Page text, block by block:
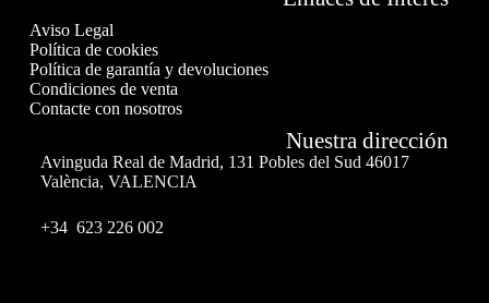
Aviso Legal
Política de cookies
Política de garantía y devoluciones
Condiciones de venta
Contacte con nosotros
Nuestra dirección
Avinguda Real de Madrid, 131 Pobles del Sud 46017
València, VALENCIA
+34 623 226 002